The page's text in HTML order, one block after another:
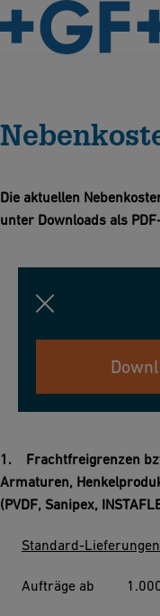
Die aktuellen
unter Downloads als
1. Frachtfreigrenzen
Armaturen,
(PVDF, Sanipex,
Standard-
Aufträge ab